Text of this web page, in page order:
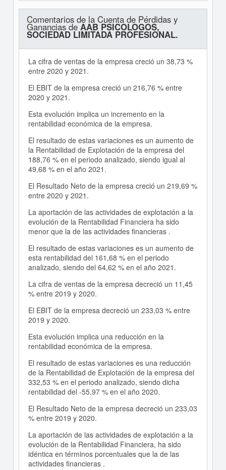
Comentarios de la Cuenta de Pérdidas y
Ganancias deAAB PSICOLOGOS,
SOCIEDAD LIMITADA PROFESIONAL.
La cifra de ventas de la empresa creció un 38,73 %
entre 2020 y 2021.
El EBIT de la empresa creció un 216,76 % entre
2020 y 2021.
Esta evolución implica un incremento en la
rentabilidad económica de la empresa.
El resultado de estas variaciones es un aumento de
la Rentabilidad de Explotación de la empresa del
188,76 % en el periodo analizado, siendo igual al
49,68 % en el año 2021.
El Resultado Neto de la empresa creció un 219,69 %
entre 2020 y 2021.
La aportación de las actividades de explotación a la
evolución de la Rentabilidad Financiera ha sido
menor que la de las actividades financieras .
El resultado de estas variaciones es un aumento de
esta rentabilidad del 161,68 % en el periodo
analizado, siendo del 64,62 % en el año 2021.
La cifra de ventas de la empresa decreció un 11,45
% entre 2019 y 2020.
El EBIT de la empresa decreció un 233,03 % entre
2019 y 2020.
Esta evolución implica una reducción en la
rentabilidad económica de la empresa.
El resultado de estas variaciones es una reducción
de la Rentabilidad de Explotación de la empresa del
332,53 % en el periodo analizado, siendo dicha
rentabilidad del -55,97 % en el año 2020.
El Resultado Neto de la empresa decreció un 233,03
% entre 2019 y 2020.
La aportación de las actividades de explotación a la
evolución de la Rentabilidad Financiera, ha sido
idéntica en términos porcentuales que la de las
actividades financieras .